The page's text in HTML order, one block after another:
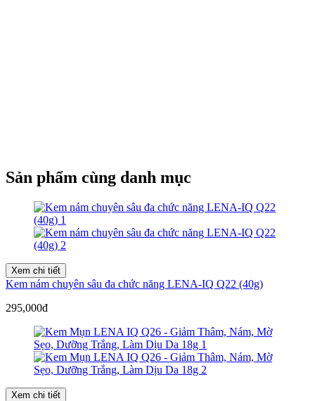
Sản phẩm cùng danh mục
Xem chi tiết
Kem nám chuyên sâu đa chức năng LENA-IQ Q22 (40g)
295,000đ
Xem chi tiết